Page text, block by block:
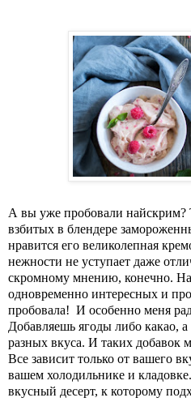
А вы уже пробовали найскрим?
взбитых в блендере
нравится его великолепная
нежности не уступает даже
скромному мнению, конечно.
одновременно интересных и
пробовала! И особенно меня
Добавляешь ягоды либо какао,
разных вкуса. И таких добавок
Все зависит только от вашего
вашем холодильнике и
вкусный десерт, к которому